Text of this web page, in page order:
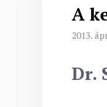
A
2013.
Dr.